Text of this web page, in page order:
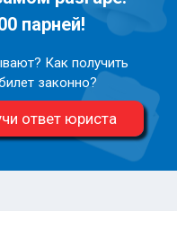
парней!
Как получить
законно?
ответ юриста